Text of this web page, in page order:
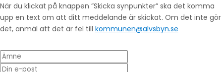
När du klickat på knappen ”Skicka synpunkter” ska det komma
upp en text om att ditt meddelande är skickat. Om det inte gör
det, anmäl att det är fel till kommunen@alvsbyn.se
Ämne
Din e-post